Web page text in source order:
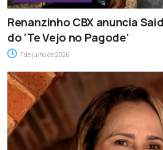
Renanzinho CBX anuncia
do ‘Te Vejo no Pagode’
7 de julho de 2026